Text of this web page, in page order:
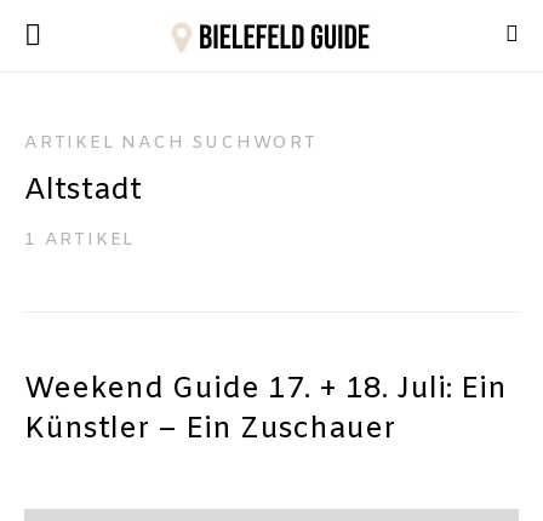
ARTIKEL NACH SUCHWORT
Altstadt
1 ARTIKEL
Weekend Guide 17. + 18. Juli: Ein
Künstler – Ein Zuschauer